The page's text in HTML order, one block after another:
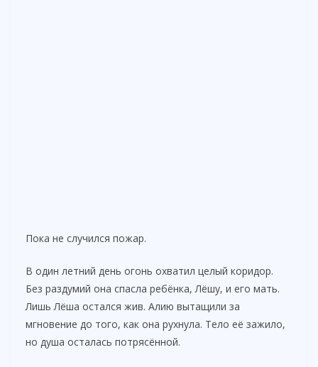
Пока не случился пожар.
В один летний день огонь охватил целый коридор.
Без раздумий она спасла ребёнка, Лёшу, и его мать.
Лишь Лёша остался жив. Алию вытащили за
мгновение до того, как она рухнула. Тело её зажило,
но душа осталась потрясённой.